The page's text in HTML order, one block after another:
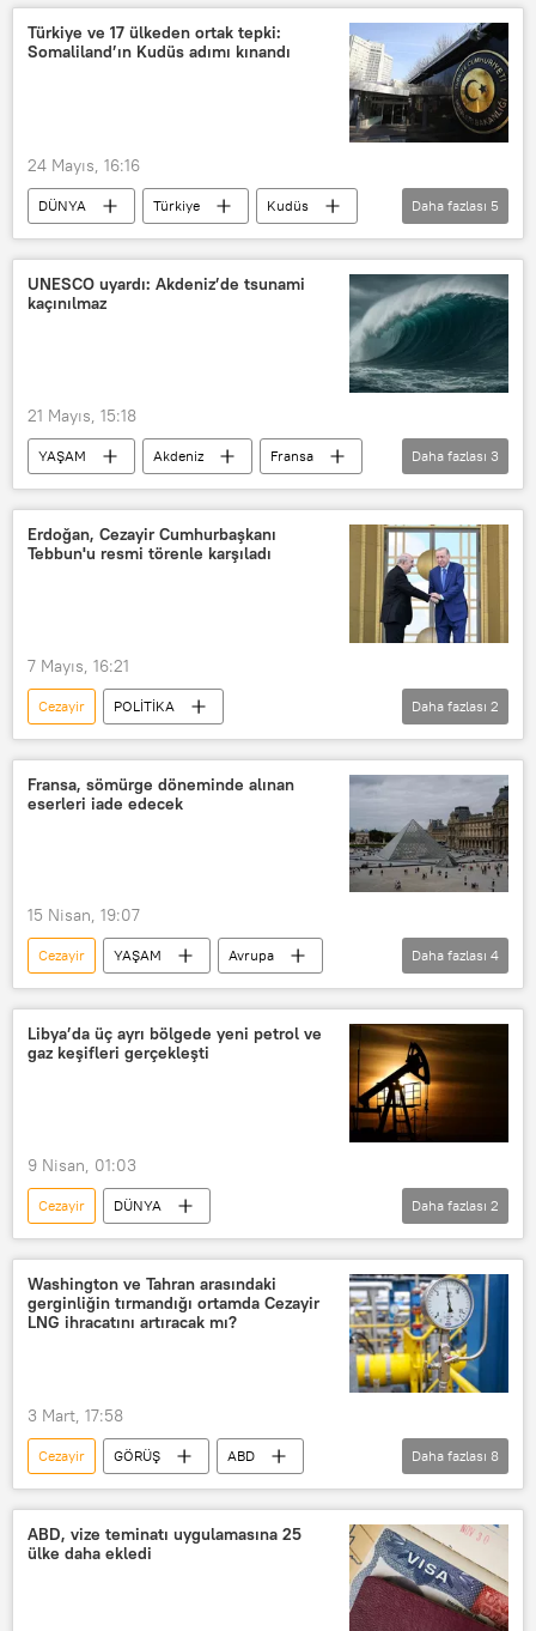
Türkiye ve 17 ülkeden ortak tepki:
Somaliland’ın Kudüs adımı kınandı
24 Mayıs, 16:16
DÜNYA Türkiye
Kudüs
Somaliland
Dışişleri Bakanlığı
Filistin devleti
İsrail
Büyükelçilik
Daha fazlası 5
UNESCO uyardı: Akdeniz’de tsunami
kaçınılmaz
21 Mayıs, 15:18
YAŞAM Akdeniz
Fransa
UNESCO
Tsunami Deprem
Daha fazlası 3
Erdoğan, Cezayir Cumhurbaşkanı
Tebbun'u resmi törenle karşıladı
7 Mayıs, 16:21
Cezayir
POLİTİKA
Recep Tayyip Erdoğan
Cumhurbaşkanı
Daha fazlası 2
Fransa, sömürge döneminde alınan
eserleri iade edecek
15 Nisan, 19:07
Cezayir YAŞAM
Avrupa
Emmanuel Macron
Fransa
Mali
Fransa Ulusal Meclisi
Daha fazlası 4
Libya’da üç ayrı bölgede yeni petrol ve
gaz keşifleri gerçekleşti
9 Nisan, 01:03
Cezayir
DÜNYA
Libya Ulusal Petrol Şirketi (NOC)
Libya Ulusal Petrol Kurumu
Daha fazlası 2
Washington ve Tahran arasındaki
gerginliğin tırmandığı ortamda Cezayir
LNG ihracatını artıracak mı?
3 Mart, 17:58
Cezayir GÖRÜŞ
ABD
Washington
Tahran
İsrail
İran
LNG
sıvılaştırılmış doğal gaz (LNG)
Daha fazlası 8
ABD, vize teminatı uygulamasına 25
ülke daha ekledi